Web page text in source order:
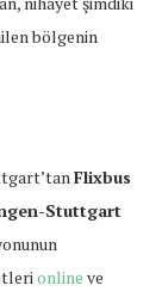
bölgenin
Flixbus
Stuttgart
online ve